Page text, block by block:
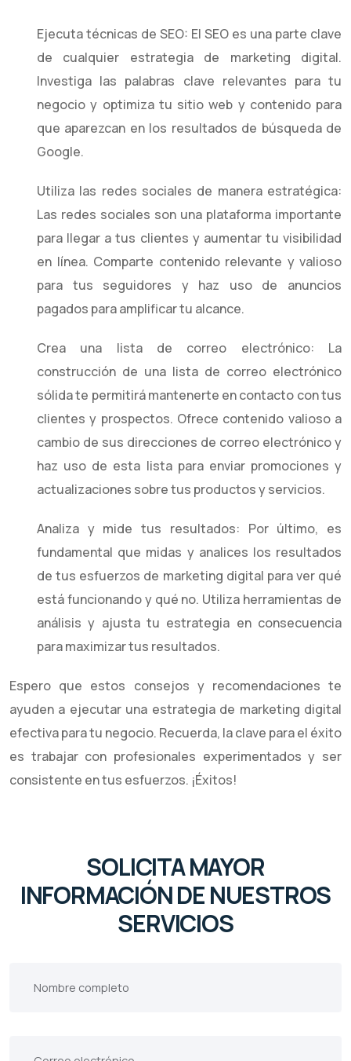
Ejecuta técnicas de SEO: El SEO es una parte clave
de cualquier estrategia de marketing digital.
Investiga las palabras clave relevantes para tu
negocio y optimiza tu sitio web y contenido para
que aparezcan en los resultados de búsqueda de
Google.
Utiliza las redes sociales de manera estratégica:
Las redes sociales son una plataforma importante
para llegar a tus clientes y aumentar tu visibilidad
en línea. Comparte contenido relevante y valioso
para tus seguidores y haz uso de anuncios
pagados para amplificar tu alcance.
Crea una lista de correo electrónico: La
construcción de una lista de correo electrónico
sólida te permitirá mantenerte en contacto con tus
clientes y prospectos. Ofrece contenido valioso a
cambio de sus direcciones de correo electrónico y
haz uso de esta lista para enviar promociones y
actualizaciones sobre tus productos y servicios.
Analiza y mide tus resultados: Por último, es
fundamental que midas y analices los resultados
de tus esfuerzos de marketing digital para ver qué
está funcionando y qué no. Utiliza herramientas de
análisis y ajusta tu estrategia en consecuencia
para maximizar tus resultados.
Espero que estos consejos y recomendaciones te
ayuden a ejecutar una estrategia de marketing digital
efectiva para tu negocio. Recuerda, la clave para el éxito
es trabajar con profesionales experimentados y ser
consistente en tus esfuerzos. ¡Éxitos!
SOLICITA MAYOR
INFORMACIÓN DE NUESTROS
SERVICIOS